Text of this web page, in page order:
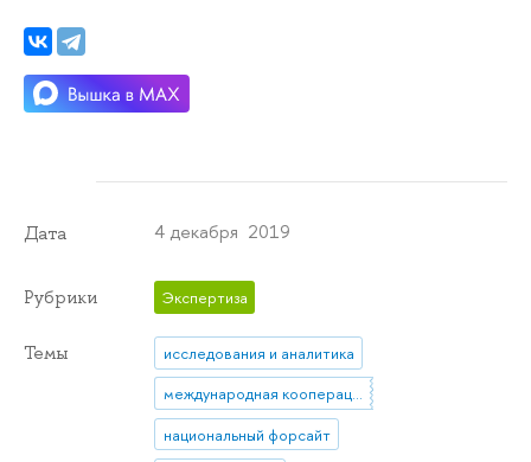
Дата 4 декабря 2019
Рубрики Экспертиза
Темы
исследования и аналитика
международная кооперация в сфере инноваций
национальный форсайт